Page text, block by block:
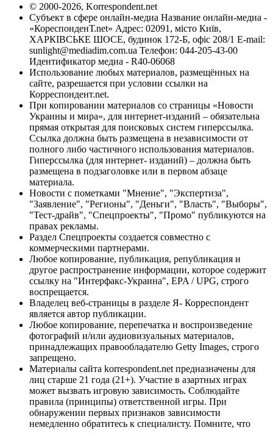
© 2000-2026, Korrespondent.net
Субъект в сфере онлайн-медиа Название онлайн-медиа -
«КореспонденТ.net» Адрес: 02091, місто Київ,
ХАРКІВСЬКЕ ШОСЕ, будинок 172-Б, офіс 208/1 E-mail:
sunlight@mediadim.com.ua Телефон: 044-205-43-00
Идентификатор медиа - R40-06068
Использование любых материалов, размещённых на
сайте, разрешается при условии ссылки на
Корреспондент.net.
При копировании материалов со страницы «Новости
Украины и мира», для интернет-изданий – обязательна
прямая открытая для поисковых систем гиперссылка.
Ссылка должна быть размещена в независимости от
полного либо частичного использования материалов.
Гиперссылка (для интернет- изданий) – должна быть
размещена в подзаголовке или в первом абзаце
материала.
Новости с пометками "Мнение", "Экспертиза",
"Заявление", "Регионы", "Деньги", "Власть", "Выборы",
"Тест-драйв", "Спецпроекты", "Промо" публикуются на
правах рекламы.
Раздел Спецпроекты создается совместно с
коммерческими партнерами.
Любое копирование, публикация, републикация и
другое распространение информации, которое содержит
ссылку на "Интерфакс-Украина", EPA / UPG, строго
воспрещается.
Владелец веб-страницы в разделе Я- Корреспондент
является автор публикации.
Любое копирование, перепечатка и воспроизведение
фотографий и/или аудиовизуальных материалов,
принадлежащих правообладателю Getty Images, строго
запрещено.
Материалы сайта korrespondent.net предназначены для
лиц старше 21 года (21+). Участие в азартных играх
может вызвать игровую зависимость. Соблюдайте
правила (принципы) ответственной игры. При
обнаружении первых признаков зависимости
немедленно обратитесь к специалисту. Помните, что